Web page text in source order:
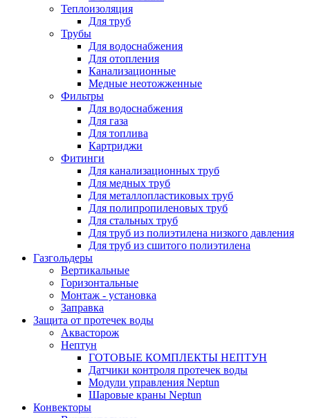
Теплоизоляция
Для труб
Трубы
Для водоснабжения
Для отопления
Канализационные
Медные неотожженные
Фильтры
Для водоснабжения
Для газа
Для топлива
Картриджи
Фитинги
Для канализационных труб
Для медных труб
Для металлопластиковых труб
Для полипропиленовых труб
Для стальных труб
Для труб из полиэтилена низкого давления
Для труб из сшитого полиэтилена
Газгольдеры
Вертикальные
Горизонтальные
Монтаж - установка
Заправка
Защита от протечек воды
Аквасторож
Нептун
ГОТОВЫЕ КОМПЛЕКТЫ НЕПТУН
Датчики контроля протечек воды
Модули управления Neptun
Шаровые краны Neptun
Конвекторы